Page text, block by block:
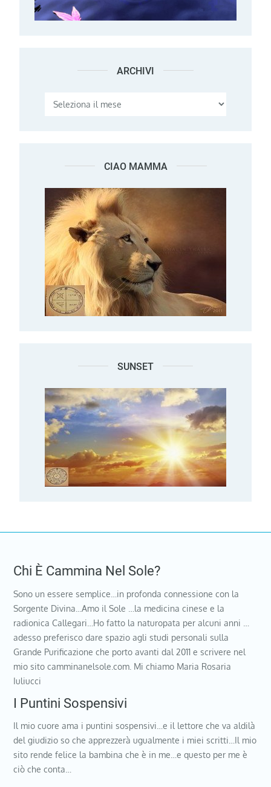
ARCHIVI Archivi
CIAO MAMMA
SUNSET
Chi È Cammina Nel Sole?
Sono un essere semplice…in profonda connessione con la
Sorgente Divina…Amo il Sole …la medicina cinese e la
radionica Callegari…Ho fatto la naturopata per alcuni anni …
adesso preferisco dare spazio agli studi personali sulla
Grande Purificazione che porto avanti dal 2011 e scrivere nel
mio sito camminanelsole.com. Mi chiamo Maria Rosaria
Iuliucci
I Puntini Sospensivi
Il mio cuore ama i puntini sospensivi…e il lettore che va aldilà
del giudizio so che apprezzerà ugualmente i miei scritti…Il mio
sito rende felice la bambina che è in me…e questo per me è
ciò che conta…